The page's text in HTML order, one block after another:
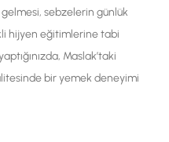
sebzelerin günlük
hijyen eğitimlerine tabi
Maslak’taki
bir yemek deneyimi